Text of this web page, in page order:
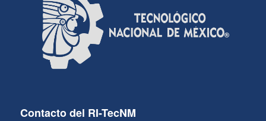
Contacto del RI-TecNM